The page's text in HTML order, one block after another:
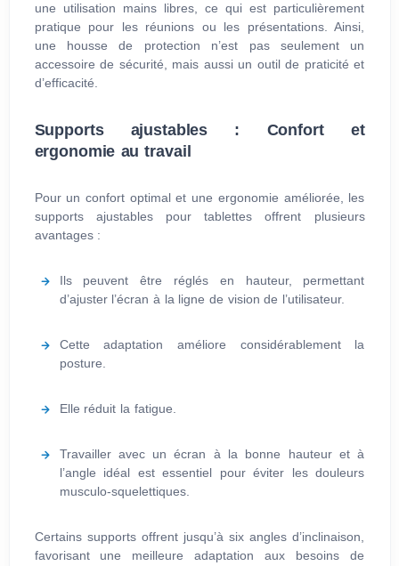
une utilisation mains libres, ce qui est particulièrement
pratique pour les réunions ou les présentations. Ainsi,
une housse de protection n’est pas seulement un
accessoire de sécurité, mais aussi un outil de praticité et
d’efficacité.
Supports ajustables : Confort et
ergonomie au travail
Pour un confort optimal et une ergonomie améliorée, les
supports ajustables pour tablettes offrent plusieurs
avantages :
Ils peuvent être réglés en hauteur, permettant
d’ajuster l’écran à la ligne de vision de l’utilisateur.
Cette adaptation améliore considérablement la
posture.
Elle réduit la fatigue.
Travailler avec un écran à la bonne hauteur et à
l’angle idéal est essentiel pour éviter les douleurs
musculo-squelettiques.
Certains supports offrent jusqu’à six angles d’inclinaison,
favorisant une meilleure adaptation aux besoins de